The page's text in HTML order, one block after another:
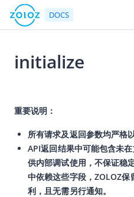
DOCS
文档中心
快速入门
用户指南
ZOLOZ接入指南
initialize
重要说明：
所有请求及返回参数均严格
API返回结果中可能包含未
供内部调试使用，不保证稳
中依赖这些字段，ZOLOZ
利，且无需另行通知。